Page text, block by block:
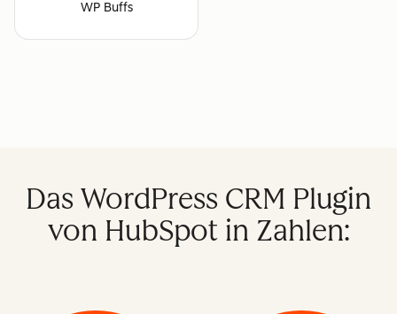
WP Buffs
Das WordPress CRM Plugin
von HubSpot in Zahlen: